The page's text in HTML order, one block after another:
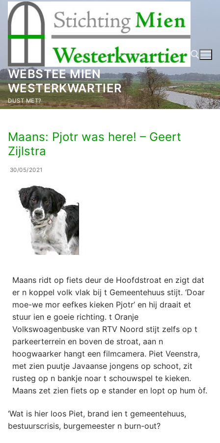
naar
inhoud
WEBSTEE MIEN
WESTERKWARTIER
DUST MET? Zoeken naar:
Maans: Pjotr was here! – Geert
Zijlstra
30/05/2021
Maans ridt op fiets deur de Hoofdstroat en zigt dat
er n koppel volk vlak bij t Gemeentehuus stijt. ‘Doar
moe-we mor eefkes kieken Pjotr’ en hij draait et
stuur ien e goeie richting. t Oranje
Volkswoagenbuske van RTV Noord stijt zelfs op t
parkeerterrein en boven de stroat, aan n
hoogwaarker hangt een filmcamera. Piet Veenstra,
met zien puutje Javaanse jongens op schoot, zit
rusteg op n bankje noar t schouwspel te kieken.
Maans zet zien fiets op e stander en lopt op hum òf.
‘Wat is hier loos Piet, brand ien t gemeentehuus,
bestuurscrisis, burgemeester n burn-out?